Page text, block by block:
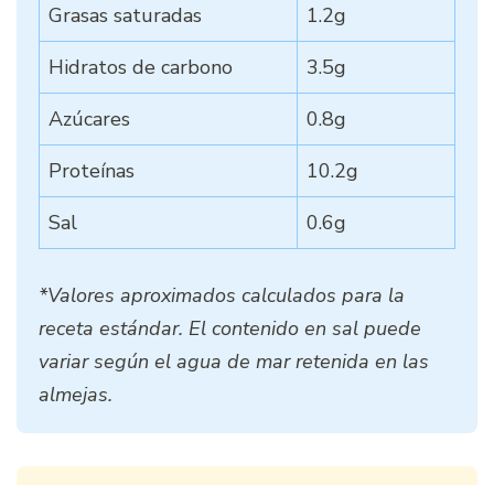
Grasas saturadas
1.2g
Hidratos de carbono
3.5g
Azúcares
0.8g
Proteínas
10.2g
Sal
0.6g
*Valores aproximados calculados para la
receta estándar. El contenido en sal puede
variar según el agua de mar retenida en las
almejas.